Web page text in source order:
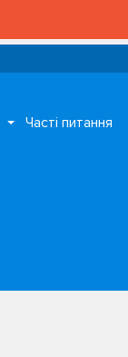
Часті питання